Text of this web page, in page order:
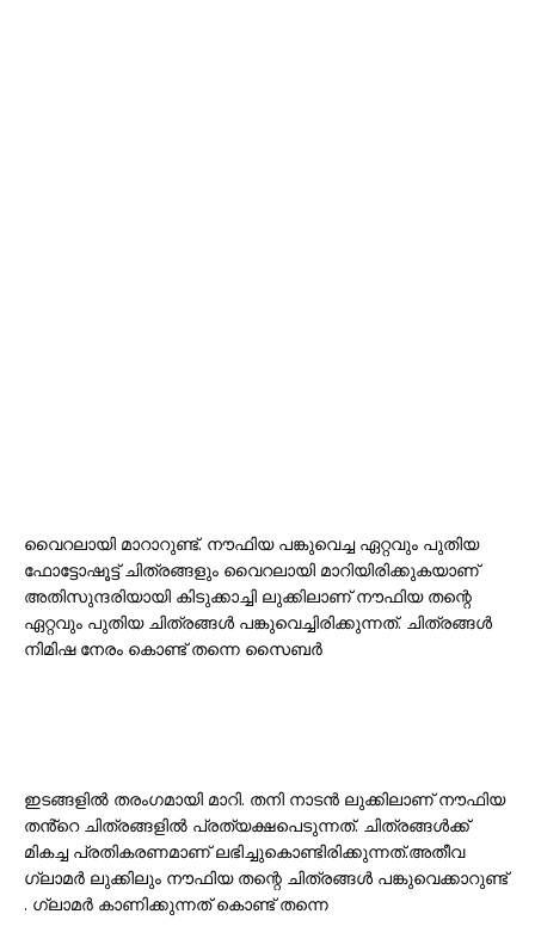
വൈറലായി മാറാറുണ്ട്. നൗഫിയ പങ്കുവെച്ച ഏറ്റവും പുതിയ
ഫോട്ടോഷൂട്ട് ചിത്രങ്ങളും വൈറലായി മാറിയിരിക്കുകയാണ്
അതിസുന്ദരിയായി കിടുക്കാച്ചി ലുക്കിലാണ് നൗഫിയ തന്റെ
ഏറ്റവും പുതിയ ചിത്രങ്ങൾ പങ്കുവെച്ചിരിക്കുന്നത്. ചിത്രങ്ങൾ
നിമിഷ നേരം കൊണ്ട് തന്നെ സൈബർ
ഇടങ്ങളിൽ തരംഗമായി മാറി. തനി നാടൻ ലുക്കിലാണ് നൗഫിയ
തൻ്റെ ചിത്രങ്ങളിൽ പ്രത്യക്ഷപെടുന്നത്. ചിത്രങ്ങൾക്ക്
മികച്ച പ്രതികരണമാണ് ലഭിച്ചുകൊണ്ടിരിക്കുന്നത്.അതീവ
ഗ്ലാമർ ലുക്കിലും നൗഫിയ തന്റെ ചിത്രങ്ങൾ പങ്കുവെക്കാറുണ്ട്
. ഗ്ലാമർ കാണിക്കുന്നത് കൊണ്ട് തന്നെ